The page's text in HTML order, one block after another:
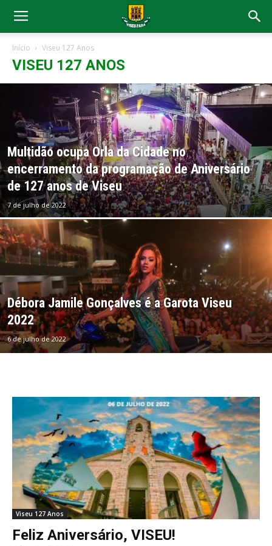
Início Viseu 127 Anos
VISEU 127 ANOS
Multidão ocupa Orla da Cidade no
encerramento da programação de Aniversário
de 127 anos de Viseu
7 de julho de 2022
Débora Jamile Gonçalves é a Garota Viseu
2022
6 de julho de 2022
Viseu 127 Anos
Feliz Aniversário, VISEU!